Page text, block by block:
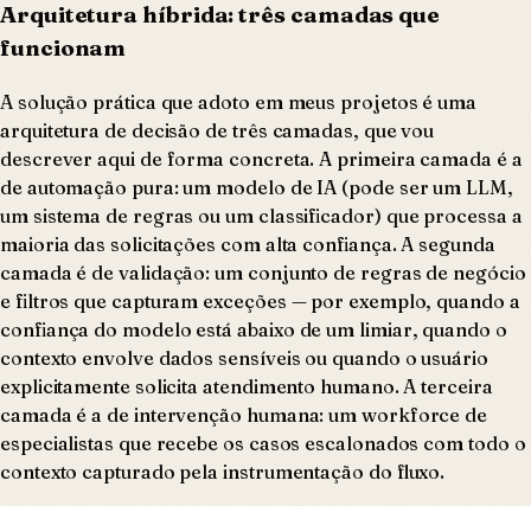
Arquitetura híbrida: três camadas que
funcionam
A solução prática que adoto em meus projetos é uma
arquitetura de decisão de três camadas, que vou
descrever aqui de forma concreta. A primeira camada é a
de automação pura: um modelo de IA (pode ser um LLM,
um sistema de regras ou um classificador) que processa a
maioria das solicitações com alta confiança. A segunda
camada é de validação: um conjunto de regras de negócio
e filtros que capturam exceções — por exemplo, quando a
confiança do modelo está abaixo de um limiar, quando o
contexto envolve dados sensíveis ou quando o usuário
explicitamente solicita atendimento humano. A terceira
camada é a de intervenção humana: um workforce de
especialistas que recebe os casos escalonados com todo o
contexto capturado pela instrumentação do fluxo.